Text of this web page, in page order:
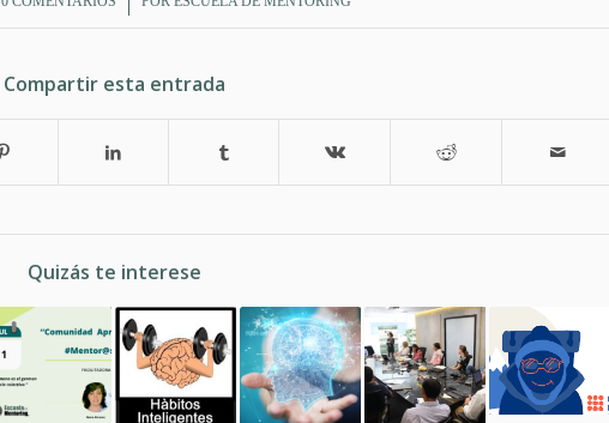
Compartir esta entrada
Quizás te interese